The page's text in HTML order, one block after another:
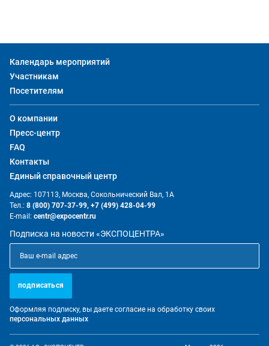
Календарь мероприятий
Участникам
Посетителям
О компании
Пресс-центр
FAQ
Контакты
Единый справочный центр
Адрес: 107113, Москва, Сокольнический Вал, 1А
Тел.: 8 (800) 707-37-99, +7 (499) 428-04-99
E-mail: centr@expocentr.ru
Подписка на новости «ЭКСПОЦЕНТРА»
подписаться
Оформляя подписку, вы даете согласие на обработку своих
персональных данных